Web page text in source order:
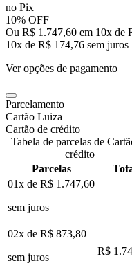
no Pix
10% OFF
Ou R$ 1.747,60 em 10x de
10x de R$ 174,76 sem juros
Ver opções de pagamento
Parcelamento
Cartão Luiza
Cartão de crédito
Tabela de parcelas de
crédito
Parcelas
01x de R$ 1.747,60
sem juros
02x de R$ 873,80
sem juros
R$